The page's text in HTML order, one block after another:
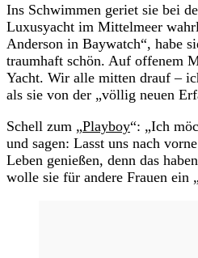
Ins Schwimmen geriet sie bei
Luxusyacht im Mittelmeer
Anderson in Baywatch“, habe
traumhaft schön. Auf offenem
Yacht. Wir alle mitten drauf –
als sie von der „völlig neuen
Schell zum „Playboy“: „Ich
und sagen: Lasst uns nach
Leben genießen, denn das
wolle sie für andere Frauen ein